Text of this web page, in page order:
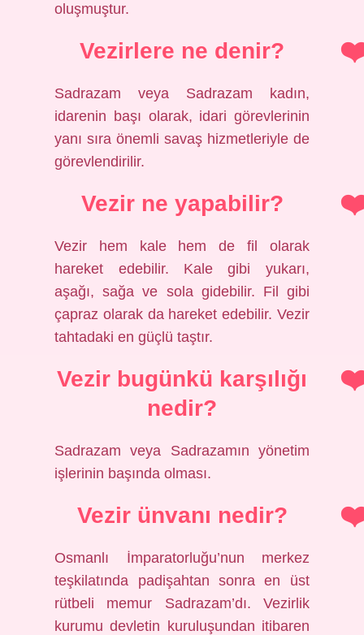
oluşmuştur.
Vezirlere ne denir?
Sadrazam veya Sadrazam kadın,
idarenin başı olarak, idari görevlerinin
yanı sıra önemli savaş hizmetleriyle de
görevlendirilir.
Vezir ne yapabilir?
Vezir hem kale hem de fil olarak
hareket edebilir. Kale gibi yukarı,
aşağı, sağa ve sola gidebilir. Fil gibi
çapraz olarak da hareket edebilir. Vezir
tahtadaki en güçlü taştır.
Vezir bugünkü karşılığı
nedir?
Sadrazam veya Sadrazamın yönetim
işlerinin başında olması.
Vezir ünvanı nedir?
Osmanlı İmparatorluğu’nun merkez
teşkilatında padişahtan sonra en üst
rütbeli memur Sadrazam’dı. Vezirlik
kurumu devletin kuruluşundan itibaren